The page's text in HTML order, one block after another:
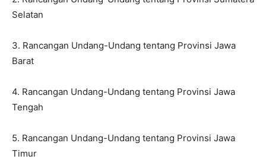
Selatan
3. Rancangan Undang-Undang tentang Provinsi Jawa
Barat
4. Rancangan Undang-Undang tentang Provinsi Jawa
Tengah
5. Rancangan Undang-Undang tentang Provinsi Jawa
Timur